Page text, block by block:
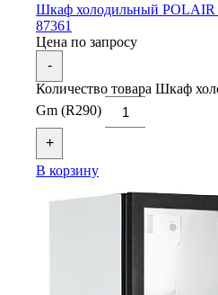
Шкаф холодильный POLAIR
87361
Цена по запросу
-
Количество товара Шкаф
Gm (R290)
+
В корзину